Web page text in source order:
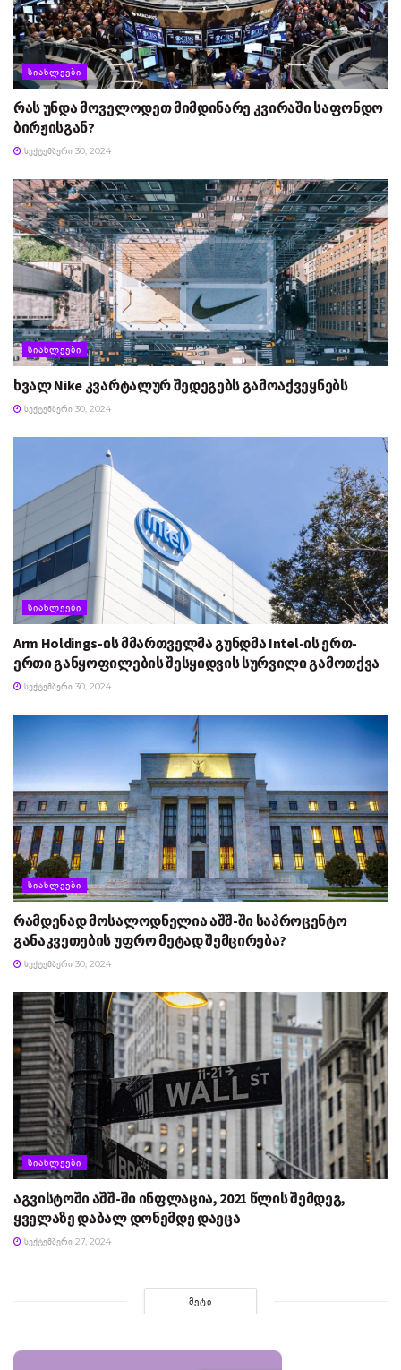
ᲡᲘᲐᲮᲚᲔᲔᲑᲘ
რას უნდა მოველოდეთ მიმდინარე კვირაში საფონდო
ბირჟისგან?
ᲡᲔᲥᲢᲔᲛᲑᲔᲠᲘ 30, 2024
ᲡᲘᲐᲮᲚᲔᲔᲑᲘ
ხვალ Nike კვარტალურ შედეგებს გამოაქვეყნებს
ᲡᲔᲥᲢᲔᲛᲑᲔᲠᲘ 30, 2024
ᲡᲘᲐᲮᲚᲔᲔᲑᲘ
Arm Holdings-ის მმართველმა გუნდმა Intel-ის ერთ-
ერთი განყოფილების შესყიდვის სურვილი გამოთქვა
ᲡᲔᲥᲢᲔᲛᲑᲔᲠᲘ 30, 2024
ᲡᲘᲐᲮᲚᲔᲔᲑᲘ
რამდენად მოსალოდნელია აშშ-ში საპროცენტო
განაკვეთების უფრო მეტად შემცირება?
ᲡᲔᲥᲢᲔᲛᲑᲔᲠᲘ 30, 2024
ᲡᲘᲐᲮᲚᲔᲔᲑᲘ
აგვისტოში აშშ-ში ინფლაცია, 2021 წლის შემდეგ,
ყველაზე დაბალ დონემდე დაეცა
ᲡᲔᲥᲢᲔᲛᲑᲔᲠᲘ 27, 2024
ᲛᲔᲢᲘ